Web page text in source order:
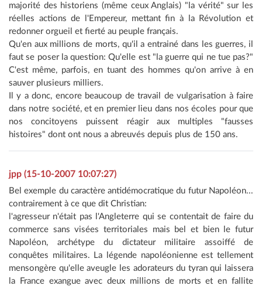
majorité des historiens (même ceux Anglais) "la vérité" sur les
réelles actions de l'Empereur, mettant fin à la Révolution et
redonner orgueil et fierté au peuple français.
Qu'en aux millions de morts, qu'il a entrainé dans les guerres, il
faut se poser la question: Qu'elle est "la guerre qui ne tue pas?"
C'est même, parfois, en tuant des hommes qu'on arrive à en
sauver plusieurs milliers.
Il y a donc, encore beaucoup de travail de vulgarisation à faire
dans notre société, et en premier lieu dans nos écoles pour que
nos concitoyens puissent réagir aux multiples "fausses
histoires" dont ont nous a abreuvés depuis plus de 150 ans.
jpp (15-10-2007 10:07:27)
Bel exemple du caractère antidémocratique du futur Napoléon...
contrairement à ce que dit Christian:
l'agresseur n'était pas l'Angleterre qui se contentait de faire du
commerce sans visées territoriales mais bel et bien le futur
Napoléon, archétype du dictateur militaire assoiffé de
conquêtes militaires. La légende napoléonienne est tellement
mensongère qu'elle aveugle les adorateurs du tyran qui laissera
la France exangue avec deux millions de morts et en fallite